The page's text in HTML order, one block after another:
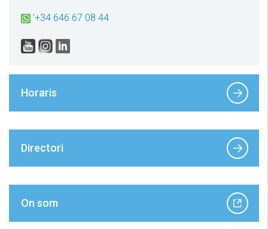
'+34 646 67 08 44
Horaris
Directori
On som